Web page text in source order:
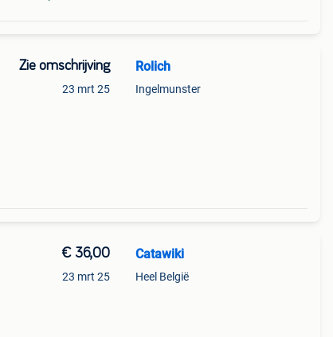
Zie omschrijving
23 mrt 25
Rolich
Ingelmunster
€ 36,00
23 mrt 25
Catawiki
Heel België